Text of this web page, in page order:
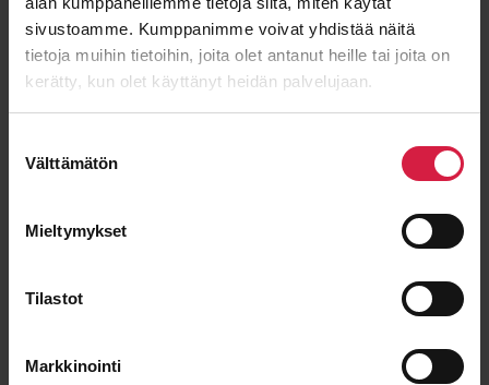
sivustoamme. Kumppanimme voivat yhdistää näitä
tietoja muihin tietoihin, joita olet antanut heille tai joita on
kerätty, kun olet käyttänyt heidän palvelujaan.
valinta
Välttämätön
Mieltymykset
Tilastot
Markkinointi
Viesti